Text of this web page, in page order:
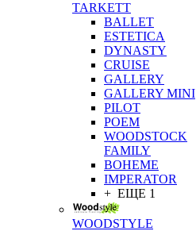
TARKETT
BALLET
ESTETICA
DYNASTY
CRUISE
GALLERY
GALLERY MINI
PILOT
POEM
WOODSTOCK
FAMILY
BOHEME
IMPERATOR
+ ЕЩЕ 1
WOODSTYLE